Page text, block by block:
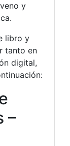
y
libro y
tanto en
digital,
–